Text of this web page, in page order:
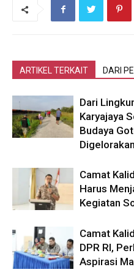
ARTIKEL TERKAIT DARI
Dari
Karyajaya
Budaya
Digelorakan
Camat
Harus
Kegiatan
Camat
DPR RI,
Aspirasi